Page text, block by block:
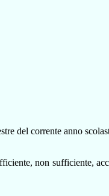
del corrente anno
non sufficiente,